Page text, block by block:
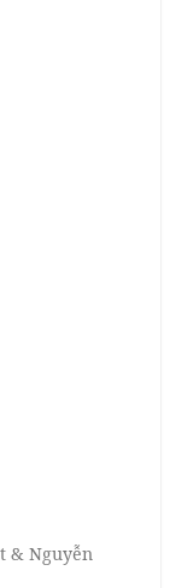
& Nguyễn